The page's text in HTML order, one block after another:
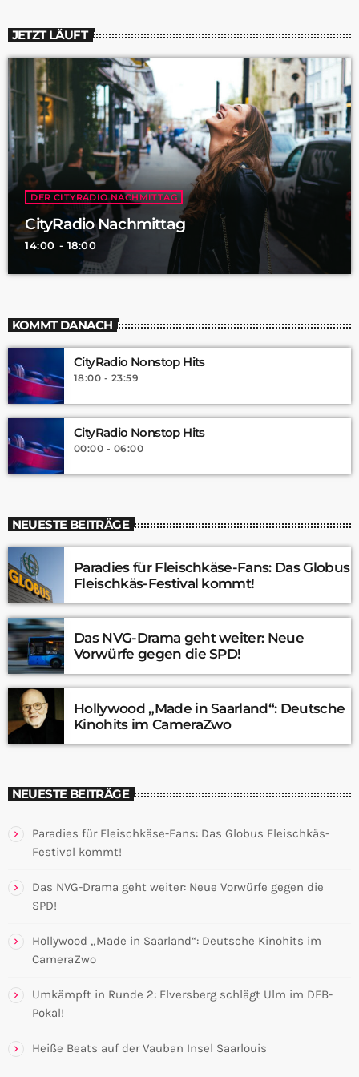
JETZT LÄUFT
DER CITYRADIO NACHMITTAG
CityRadio Nachmittag
14:00 - 18:00
KOMMT DANACH
CityRadio Nonstop Hits
18:00 - 23:59
CityRadio Nonstop Hits
00:00 - 06:00
NEUESTE BEITRÄGE
Paradies für Fleischkäse-Fans: Das Globus
Fleischkäs-Festival kommt!
Das NVG-Drama geht weiter: Neue
Vorwürfe gegen die SPD!
Hollywood „Made in Saarland“: Deutsche
Kinohits im CameraZwo
NEUESTE BEITRÄGE
Paradies für Fleischkäse-Fans: Das Globus Fleischkäs-
Festival kommt!
Das NVG-Drama geht weiter: Neue Vorwürfe gegen die
SPD!
Hollywood „Made in Saarland“: Deutsche Kinohits im
CameraZwo
Umkämpft in Runde 2: Elversberg schlägt Ulm im DFB-
Pokal!
Heiße Beats auf der Vauban Insel Saarlouis